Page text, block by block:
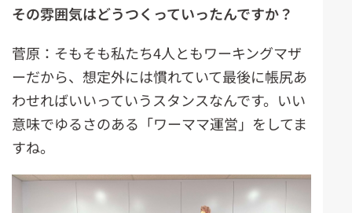
その雰囲気はどうつくっていったんですか？
菅原：そもそも私たち4人ともワーキングマザ
ーだから、想定外には慣れていて最後に帳尻あ
わせればいいっていうスタンスなんです。いい
意味でゆるさのある「ワーママ運営」をしてま
すね。